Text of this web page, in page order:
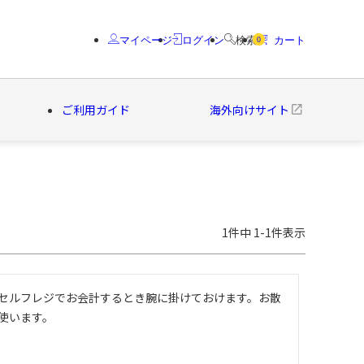
マイページ ログイン 検索 0 カート
ご利用ガイド 海外向けサイト
1件中 1-1件表示
フレジでお会計するとき腕に掛けておけます。お散
ます。